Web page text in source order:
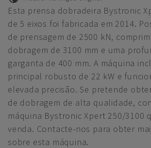
Esta prensa dobradeira Bystronic
de 5 eixos foi fabricada em 2014.
de prensagem de 2500 kN,
dobragem de 3100 mm e uma
garganta de 400 mm. A máquina
principal robusto de 22 kW e
elevada precisão. Se pretende
de dobragem de alta qualidade,
máquina Bystronic Xpert 250/3100
venda. Contacte-nos para obter
sobre esta máquina.